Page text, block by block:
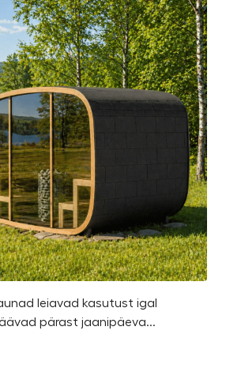
leiavad kasutust igal
pärast jaanipäeva...